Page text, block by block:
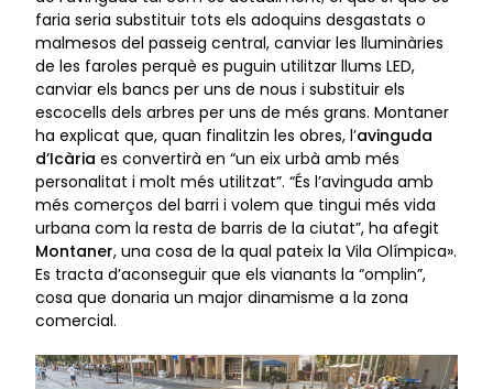
faria seria substituir tots els adoquins desgastats o
malmesos del passeig central, canviar les lluminàries
de les faroles perquè es puguin utilitzar llums LED,
canviar els bancs per uns de nous i substituir els
escocells dels arbres per uns de més grans. Montaner
ha explicat que, quan finalitzin les obres, l’avinguda
d’Icària es convertirà en “un eix urbà amb més
personalitat i molt més utilitzat”. “És l’avinguda amb
més comerços del barri i volem que tingui més vida
urbana com la resta de barris de la ciutat”, ha afegit
Montaner, una cosa de la qual pateix la Vila Olímpica».
Es tracta d’aconseguir que els vianants la “omplin”,
cosa que donaria un major dinamisme a la zona
comercial.